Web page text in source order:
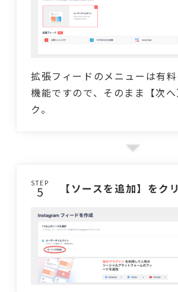
拡張フィードのメニューは有
機能ですので、そのまま【次
ク。
STEP 【ソースを追加】をク